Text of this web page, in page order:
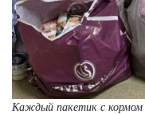
Каждый пакетик с кормом